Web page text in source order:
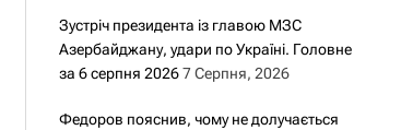
Зустріч президента із главою МЗС
Азербайджану, удари по Україні. Головне
за 6 серпня 2026 7 Серпня, 2026
Федоров пояснив, чому не долучається